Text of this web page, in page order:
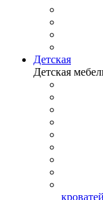
Детская
Детская
кроватей